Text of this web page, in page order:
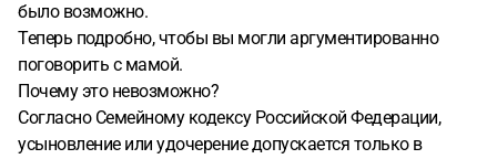
было возможно.
Теперь подробно, чтобы вы могли аргументированно
поговорить с мамой.
Почему это невозможно?
Согласно Семейному кодексу Российской Федерации,
усыновление или удочерение допускается только в